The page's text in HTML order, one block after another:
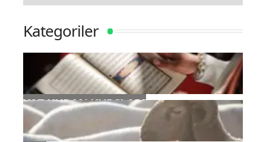
Kategoriler
YAZ KURAN KURSLARI